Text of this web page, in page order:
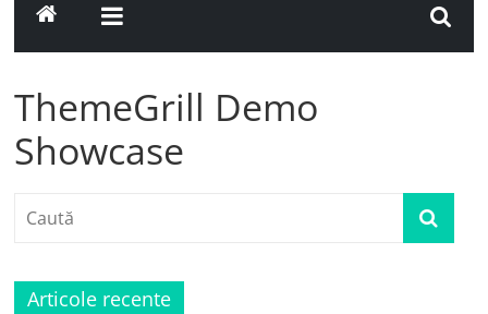
ThemeGrill Demo
Showcase
Articole recente